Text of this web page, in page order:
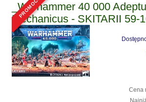
_Warhammer 40 000
Mechanicus - SKITARII 59-
Cena